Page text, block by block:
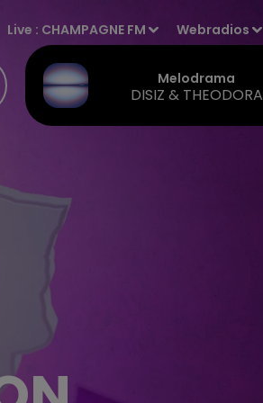
Live : CHAMPAGNE FM Webradios
Melodrama
DISIZ & THEODORA